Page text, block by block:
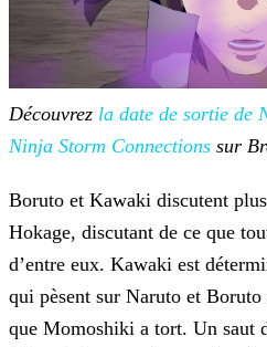
Découvrez la date de sortie de
Ninja Storm Connections sur
Boruto et Kawaki discutent
Hokage, discutant de ce que
d’entre eux. Kawaki est
qui pèsent sur Naruto et Boruto
que Momoshiki a tort. Un saut